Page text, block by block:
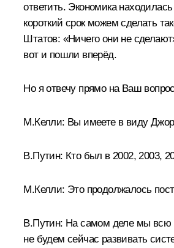
ответить. Экономика
короткий срок можем сделать
Штатов: «Ничего они не
вот и пошли вперёд.
Но я отвечу прямо на Ваш
М.Келли: Вы имеете в виду
В.Путин: Кто был в 2002, 2003,
М.Келли: Это продолжалось
В.Путин: На самом деле мы всю
не будем сейчас развивать